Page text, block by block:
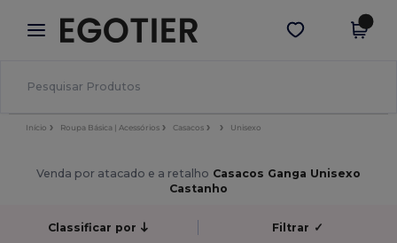
× App Egotier
Melhores preços na app!
Obter app
Início Roupa Básica | Acessórios Casacos Unisexo
Venda por atacado e a retalho Casacos Ganga Unisexo
Castanho
Classificar por Filtrar ✓